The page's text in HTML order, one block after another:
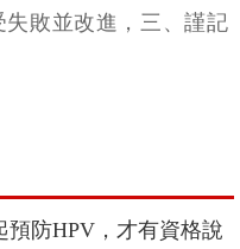
敗並改進，三、謹記
預防HPV，才有資格說